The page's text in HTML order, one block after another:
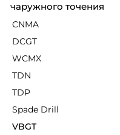
наружного точения
CNMA
DCGT
WCMX
TDN
TDP
Spade Drill
VBGT